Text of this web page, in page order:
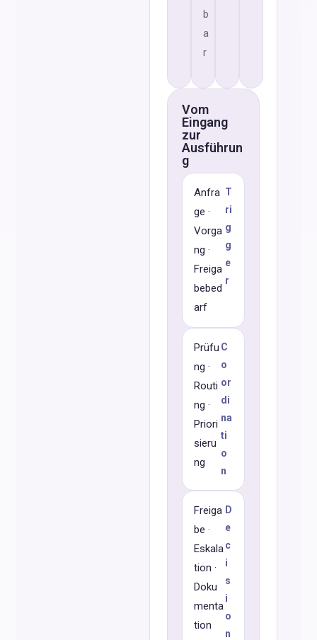
b
a
r
Vom
Eingang
zur
Ausführun
g
Anfra
ge ·
Vorga
ng ·
Freiga
bebed
arf
T
ri
g
g
e
r
Prüfu
ng ·
Routi
ng ·
Priori
sieru
ng
C
o
or
di
na
ti
o
n
Freiga
be ·
Eskala
tion ·
Doku
menta
tion
D
e
c
i
s
i
o
n